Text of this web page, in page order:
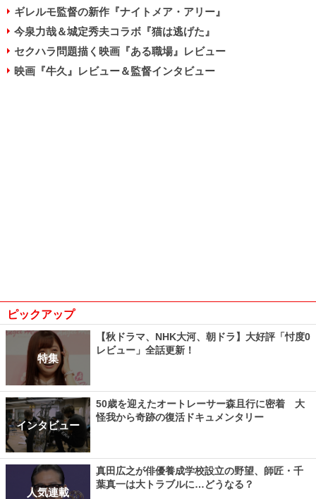
ギレルモ監督の新作『ナイトメア・アリー』
今泉力哉＆城定秀夫コラボ『猫は逃げた』
セクハラ問題描く映画『ある職場』レビュー
映画『牛久』レビュー＆監督インタビュー
ピックアップ
特集
【秋ドラマ、NHK大河、朝ドラ】大好評「忖度0
レビュー」全話更新！
インタビュー
50歳を迎えたオートレーサー森且行に密着 大
怪我から奇跡の復活ドキュメンタリー
人気連載
真田広之が俳優養成学校設立の野望、師匠・千
葉真一は大トラブルに…どうなる？